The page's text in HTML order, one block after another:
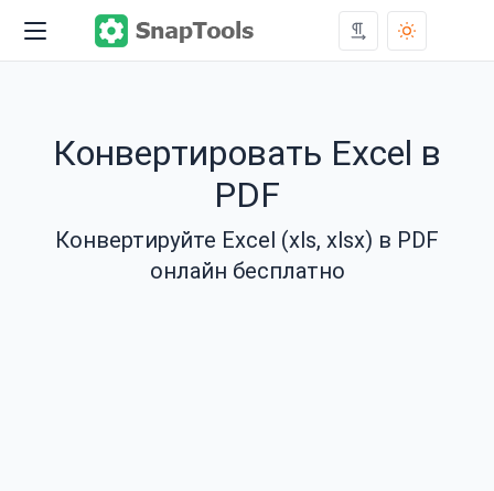
Конвертировать Excel в
PDF
Конвертируйте Excel (xls, xlsx) в PDF
онлайн бесплатно